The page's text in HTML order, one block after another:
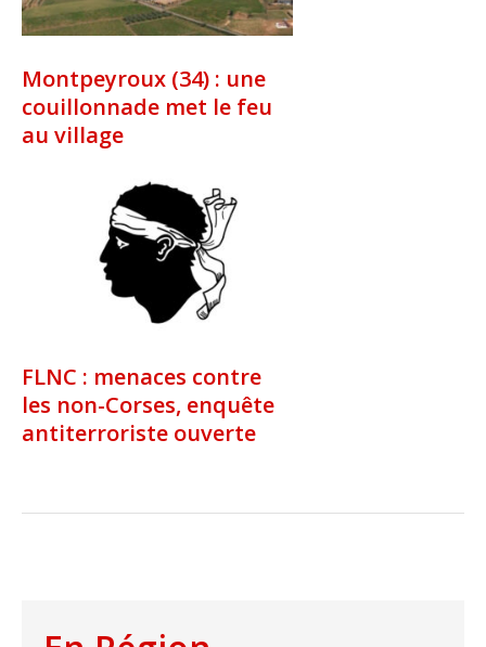
Montpeyroux (34) : une
couillonnade met le feu
au village
FLNC : menaces contre
les non-Corses, enquête
antiterroriste ouverte